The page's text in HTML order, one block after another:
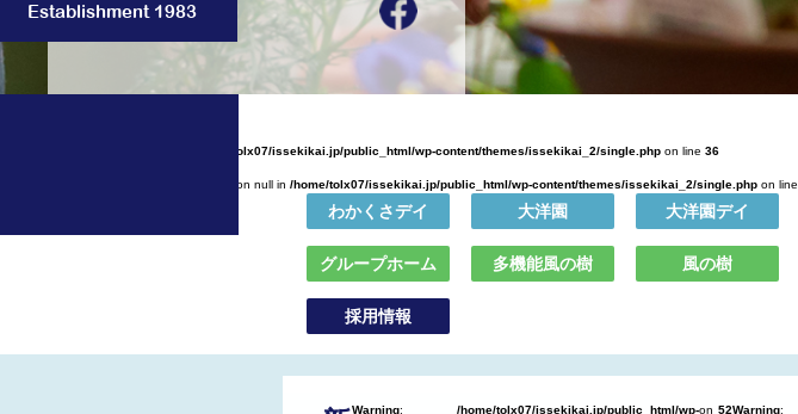
Establishment 1983
/home/tolx07/issekikai.jp/public_html/wp-content/themes/issekikai_2/single.php on line 36
: Attempt to read property "name" on null in /home/tolx07/issekikai.jp/public_html/wp-content/themes/issekikai_2/single.php on line
わかくさデイ 大洋園 大洋園デイ
グループホーム 多機能風の樹 風の樹
採用情報
Warning:
/home/tolx07/issekikai.jp/public_html/wp-on 52Warning: